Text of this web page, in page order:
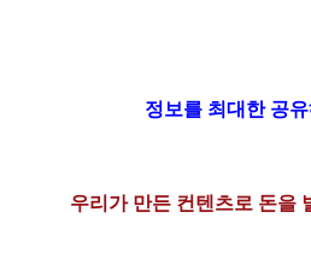
정보를 최대한 공
우리가 만든 컨텐츠로 돈을